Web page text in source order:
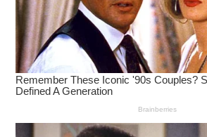
4 ปีแห่งความมุ่งมั่น: ฉางผิงเดินหน้าย
วัฒนธรรมราชวงศ์หมิง
นับตั้งแต่ที่ได้เปิดตัวงานประชุมวัฒนธ
ครั้งแรกเมื่อปี 2565 เขตฉางผิงก็ไ
แบรนด์วัฒนธรรมราชวงศ์หมิงอย่าง
ติดต่อกัน โดยจนถึงปัจจุบัน เวทีแห่งนี้ไ
ไปแล้ว 5 ครั้ง การเสวนาคู่ขนาน 23 หั